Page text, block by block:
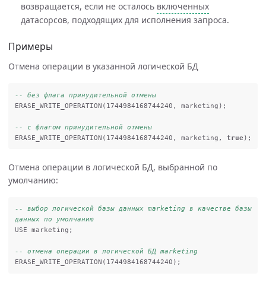
возвращается, если не осталось включенных
датасорсов, подходящих для исполнения запроса.
Примеры
Отмена операции в указанной логической БД
-- без флага принудительной отмены
ERASE_WRITE_OPERATION ( 1744984168744240 , marketing );
-- с флагом принудительной отмены
ERASE_WRITE_OPERATION ( 1744984168744240 , marketing , true);
Отмена операции в логической БД, выбранной по
умолчанию:
-- выбор логической базы данных marketing в качестве базы
данных по умолчанию
USE
marketing ;
-- отмена операции в логической БД marketing
ERASE_WRITE_OPERATION ( 1744984168744240 );